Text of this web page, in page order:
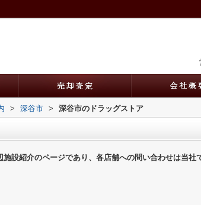
> 深谷市 > 深谷市のドラッグストア
設紹介のページであり、各店舗への問い合わせは当社